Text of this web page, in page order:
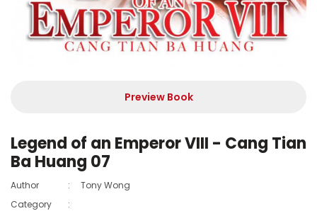
Preview Book
Legend of an Emperor VIII - Cang Tian
Ba Huang 07
Author :
Tony Wong
Category
: